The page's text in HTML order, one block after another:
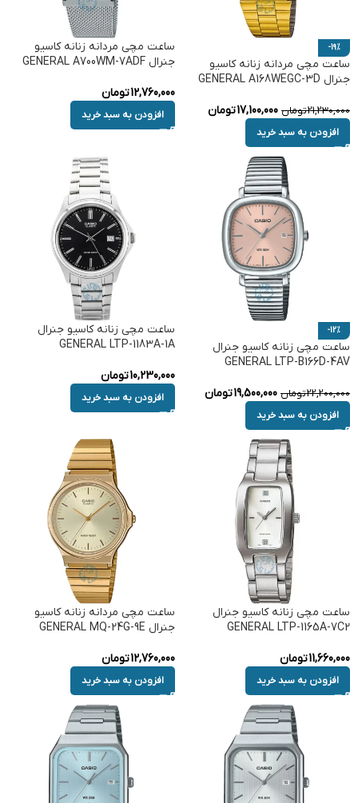
-19%
ساعت مچی مردانه زنانه کاسیو
جنرال GENERAL A168WEGC-3D
21,230,000تومان 17,100,000تومان
افزودن به سبد خرید
ساعت مچی مردانه زنانه کاسیو
جنرال GENERAL A700WM-7ADF
12,760,000تومان
افزودن به سبد خرید
-12%
ساعت مچی زنانه کاسیو جنرال
GENERAL LTP-B166D-4AV
22,200,000تومان 19,500,000تومان
افزودن به سبد خرید
ساعت مچی زنانه کاسیو جنرال
GENERAL LTP-1183A-1A
10,230,000تومان
افزودن به سبد خرید
ساعت مچی زنانه کاسیو جنرال
GENERAL LTP-1165A-7C2
11,660,000تومان
افزودن به سبد خرید
ساعت مچی مردانه زنانه کاسیو
جنرال GENERAL MQ-24G-9E
12,760,000تومان
افزودن به سبد خرید